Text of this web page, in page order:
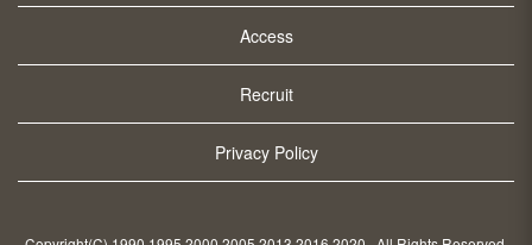
Access
Recruit
Privacy Policy